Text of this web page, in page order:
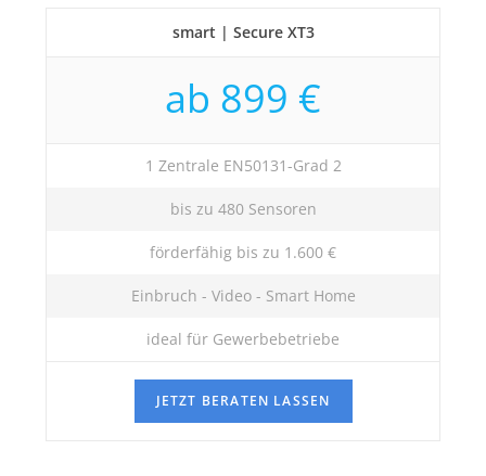
smart | Secure XT3
ab 899 €
1 Zentrale EN50131-Grad 2
bis zu 480 Sensoren
förderfähig bis zu 1.600 €
Einbruch - Video - Smart Home
ideal für Gewerbebetriebe
JETZT BERATEN LASSEN